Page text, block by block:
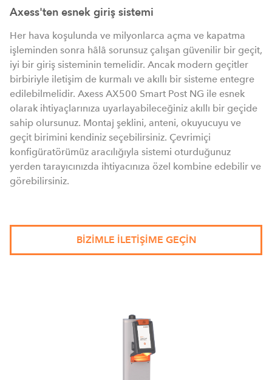
Axess'ten esnek giriş sistemi
Her hava koşulunda ve milyonlarca açma ve kapatma
işleminden sonra hâlâ sorunsuz çalışan güvenilir bir geçit,
iyi bir giriş sisteminin temelidir. Ancak modern geçitler
birbiriyle iletişim de kurmalı ve akıllı bir sisteme entegre
edilebilmelidir. Axess AX500 Smart Post NG ile esnek
olarak ihtiyaçlarınıza uyarlayabileceğiniz akıllı bir geçide
sahip olursunuz. Montaj şeklini, anteni, okuyucuyu ve
geçit birimini kendiniz seçebilirsiniz. Çevrimiçi
konfigüratörümüz aracılığıyla sistemi oturduğunuz
yerden tarayıcınızda ihtiyacınıza özel kombine edebilir ve
görebilirsiniz.
BIZIMLE ILETIŞIME GEÇIN